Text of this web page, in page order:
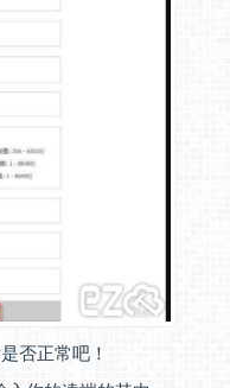
否正常吧！